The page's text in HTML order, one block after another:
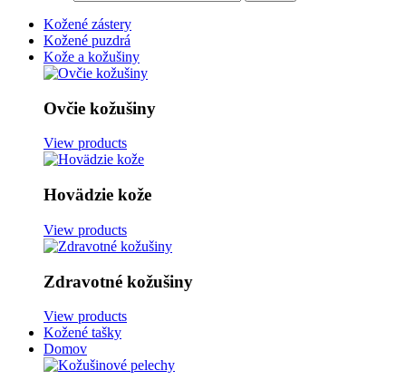
Kožené zástery
Kožené puzdrá
Kože a kožušiny
Ovčie kožušiny
View products
Hovädzie kože
View products
Zdravotné kožušiny
View products
Kožené tašky
Domov